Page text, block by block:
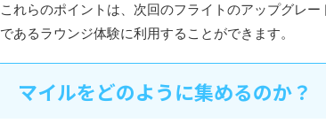
これらのポイントは、次回のフライトのアップグレ
であるラウンジ体験に利用することができます。
マイルをどのように集めるのか？